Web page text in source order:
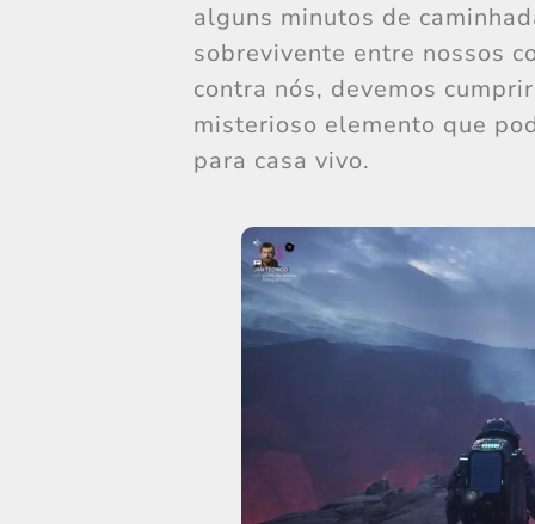
alguns minutos de
sobrevivente entre nossos
contra nós, devemos
misterioso elemento que
para casa vivo.